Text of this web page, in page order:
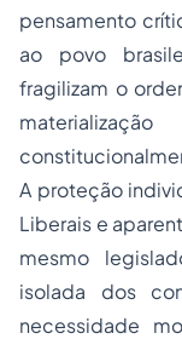
pensamento
ao povo
fragilizam o
A proteção
Liberais e
mesmo
isolada dos
necessidade